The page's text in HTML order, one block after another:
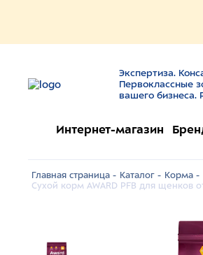
Экспертиза.
Первоклассные
вашего бизнеса.
Интернет-магазин
Главная страница - Каталог - Корма -
Сухой корм AWARD PFB для щенков